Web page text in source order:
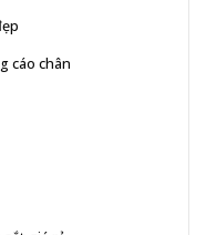
cáo chân